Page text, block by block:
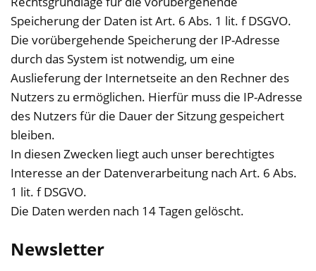
Speicherung der Daten ist Art. 6 Abs. 1 lit. f DSGVO.
Die vorübergehende Speicherung der IP-Adresse
durch das System ist notwendig, um eine
Auslieferung der Internetseite an den Rechner des
Nutzers zu ermöglichen. Hierfür muss die IP-Adresse
des Nutzers für die Dauer der Sitzung gespeichert
bleiben.
In diesen Zwecken liegt auch unser berechtigtes
Interesse an der Datenverarbeitung nach Art. 6 Abs.
1 lit. f DSGVO.
Die Daten werden nach 14 Tagen gelöscht.
Newsletter